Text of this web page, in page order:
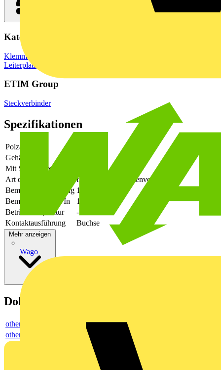
Wago
Kategorien
Klemmen, Steckverbinder & Verbindungselemente
Leiterplattensteckverbinder
ETIM Group
Steckverbinder
Spezifikationen
Polzahl
Gehäusefarbe
Mit Schutzleiter
Art der Verbindung
flexibler Leiterplattenverbinder
Bemessungsspannung 160
Bemessungsstrom In
17.1
Betriebstemperatur
-50 - 120
Kontaktausführung
Buchse
Mehr anzeigen
Dokumente
others
others